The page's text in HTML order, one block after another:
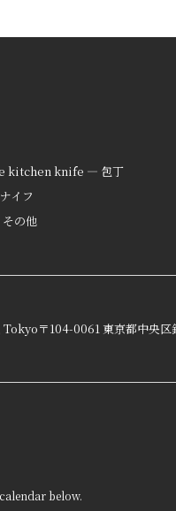
kitchen knife — 包丁
イフ
の他
〒104-0061 東京都中央
below.